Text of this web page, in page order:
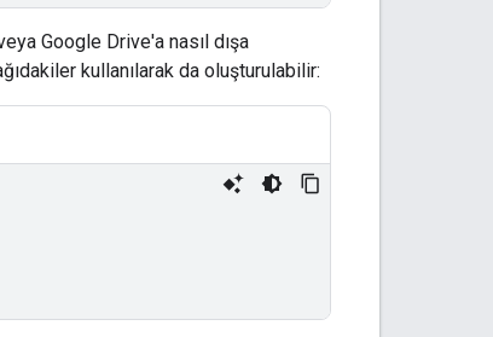
Google Drive'a nasıl dışa
kullanılarak da oluşturulabilir: